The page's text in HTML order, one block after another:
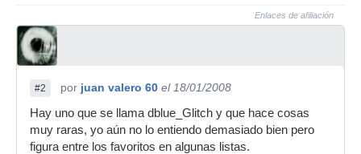
Enlaces de afiliación
#2 por juan valero 60 el 18/01/2008
Hay uno que se llama dblue_Glitch y que hace cosas
muy raras, yo aún no lo entiendo demasiado bien pero
figura entre los favoritos en algunas listas.